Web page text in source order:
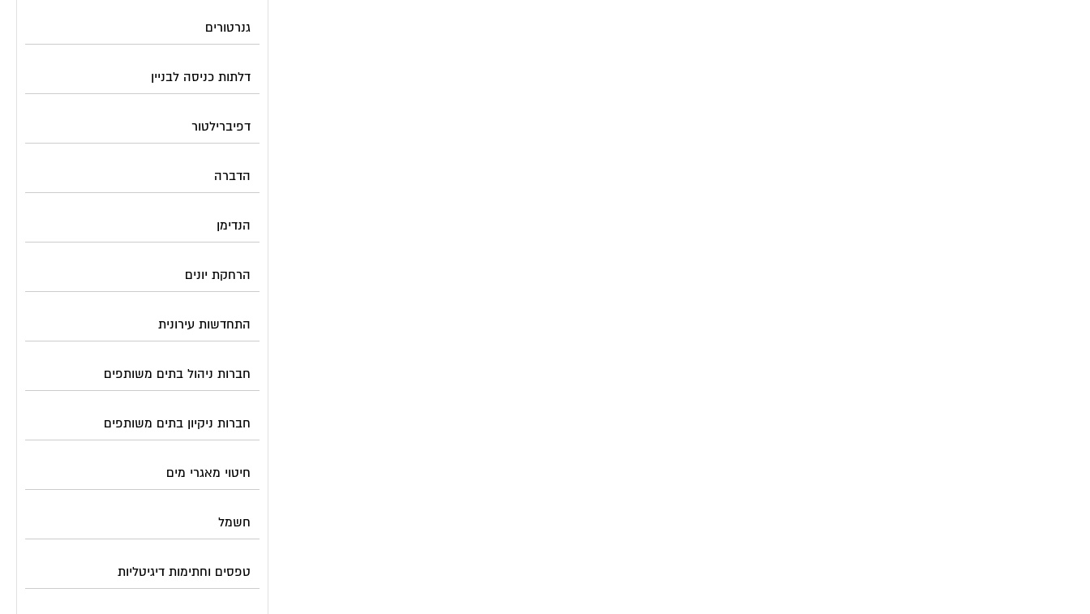
גנרטורים
דלתות כניסה לבניין
דפיברילטור
הדברה
הנדימן
הרחקת יונים
התחדשות עירונית
חברות ניהול בתים משותפים
חברות ניקיון בתים משותפים
חיטוי מאגרי מים
חשמל
טפסים וחתימות דיגיטליות